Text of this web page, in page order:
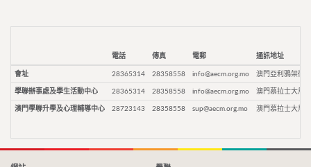
電話 傳真 電郵 通訊地址
會址 28365314 28358558 info@aecm.org.mo 澳門亞利鴉架街9
學聯辦事處及學生活動中心 28365314 28358558 info@aecm.org.mo 澳門慕拉士大馬
澳門學聯升學及心理輔導中心 28723143 28358558 sup@aecm.org.mo 澳門慕拉士大馬